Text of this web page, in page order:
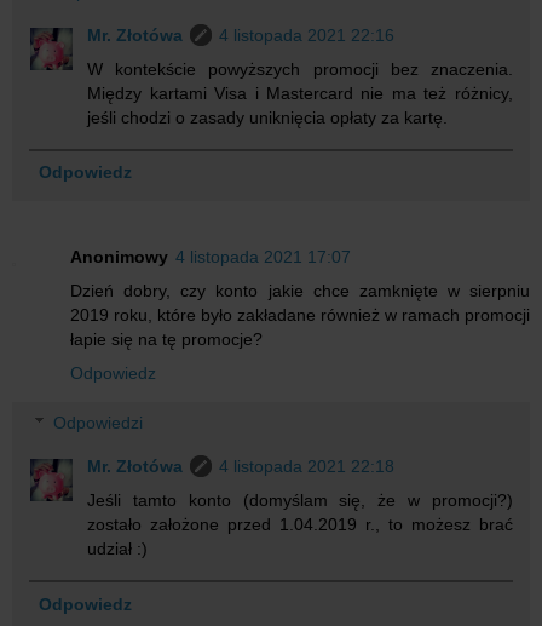
Mr. Złotówa
4 listopada 2021 22:16
W kontekście powyższych promocji bez znaczenia.
Między kartami Visa i Mastercard nie ma też różnicy,
jeśli chodzi o zasady uniknięcia opłaty za kartę.
Odpowiedz
Anonimowy 4 listopada 2021 17:07
Dzień dobry, czy konto jakie chce zamknięte w sierpniu
2019 roku, które było zakładane również w ramach promocji
łapie się na tę promocje?
Odpowiedz
Odpowiedzi
Mr. Złotówa
4 listopada 2021 22:18
Jeśli tamto konto (domyślam się, że w promocji?)
zostało założone przed 1.04.2019 r., to możesz brać
udział :)
Odpowiedz